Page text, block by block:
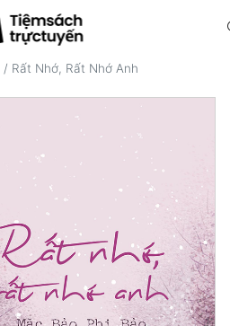
/ Rất Nhớ, Rất Nhớ Anh